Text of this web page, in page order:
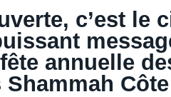
c’est le
annuelle